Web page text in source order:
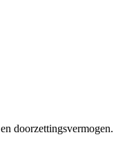
doorzettingsvermogen.